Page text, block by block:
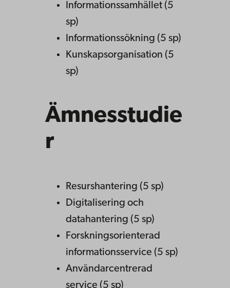
Informationssamhället (5
sp)
Informationssökning (5 sp)
Kunskapsorganisation (5
sp)
Ämnesstudie
r
Resurshantering (5 sp)
Digitalisering och
datahantering (5 sp)
Forskningsorienterad
informationsservice (5 sp)
Användarcentrerad
service (5 sp)